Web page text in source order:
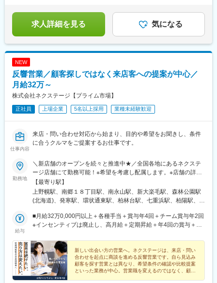
木駅、妻鹿駅、東尾道駅、鳥取駅、東松江駅(島根県)、備前一宮
駅、矢原駅、鬼無駅、勝瑞駅、久米駅、布師田駅、浦添前田駅、
場合】・東京都勤務／月給24万360円以上・愛知県勤務／月給22
万6,339円以上・大阪府勤務／月給22万4,336円以上・その他地域
／月給20万300円以上※これまでの経験を考慮した上で、決定いた
します。※試用期間6ヵ月あり。期間中の待遇に変更はありませ
ん。
求人詳細を見る 気になる
NEW
反響営業／顧客探しではなく来店客への提案が中心／
月給32万～
株式会社ネクステージ【プライム市場】
正社員 上場企業 5名以上採用 業種未経験歓迎
仕事内容
来店・問い合わせ対応から始まり、目的や希望をお聞きし、条件
に合うクルマをご提案するお仕事です。
勤務地
＼新店舗のオープンを続々と推進中★／全国各地にあるネクステ
ージ店舗にて勤務可能！※希望を考慮し配属します。※店舗の詳細
については下記＜勤務地一覧＞をご確認ください。★自動車通勤
OK（一部除く）★受動喫煙対策あり※下記勤務地補足ネクステー
ジ宮古島店／沖縄県宮古島市平良西里1276ネクステージ水戸南店
名古屋市緑区大高町丸の内36番1
【最寄り駅】
上野幌駅、南郷１８丁目駅、南永山駅、新大楽毛駅、森林公園駅
(北海道)、発寒駅、環状通東駅、柏林台駅、七重浜駅、柏陽駅、運
野駅、中野栄駅、八乙女駅、黒松駅(宮城県)、新利府駅、船岡駅
(宮城県)、泉中央駅、塚目駅、館腰駅、土崎駅、漆山駅(山形県)、
駅、石岡駅、常陸多賀駅、岡本駅(栃木県)、小山駅、西那須野駅、
新伊勢崎駅、西小泉駅、北戸田駅、与野本町駅、幸手駅、吹上駅
(埼玉県)、北上尾駅、新座駅、草加駅、動物公園駅、習志野駅、柏
駅、柏たなか駅、幕張駅、公津の杜駅、木更津駅、南町田グラン
ベリーパーク駅、青砥駅、小平駅、中神駅、上野毛駅、千川駅、
給与
■月給32万0,000円以上＋各種手当＋賞与年4回＋チーム賞与年2回
※インセンティブは廃止し、高月給＋定期昇給＋年4回の賞与＋チ
9,000円以上含む／超過分は別途支給。┗全国転勤ありのグローバ
ル型の給与となります。※前職・経験などを考慮して決定します。
★職種経験(業界不問)をお持ちの方であれば スタートから月給
35万7,000円以上！ ※当社規定に準ずる（みなし残業代29h分・6
万1,000円以上を含む・超過分は別途支給）
新しい出会い方の営業へ。ネクステージは、来店・問い
合わせを起点に商談を進める反響営業です。自ら見込み
顧客を探す営業とは異なり、希望条件の確認や比較提案
といった業務が中心。営業職を変えるのではなく、顧客